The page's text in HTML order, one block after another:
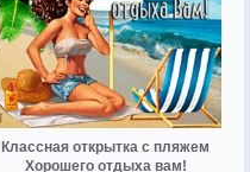
Классная открытка с пляжем
Хорошего отдыха вам!